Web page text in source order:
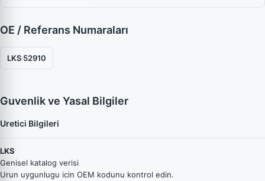
OE / Referans Numaraları
LKS 52910
Guvenlik ve Yasal Bilgiler
Uretici Bilgileri
LKS
Genisel katalog verisi
Urun uygunlugu icin OEM kodunu kontrol edin.